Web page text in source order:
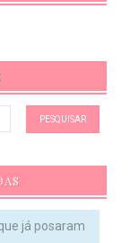
já posaram